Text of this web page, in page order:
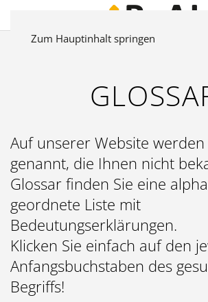
Zum Hauptinhalt springen
Auf unserer Website werden
genannt, die Ihnen nicht
Glossar finden Sie eine
geordnete Liste mit
Bedeutungserklärungen.
Klicken Sie einfach auf den
Anfangsbuchstaben des
Begriffs!